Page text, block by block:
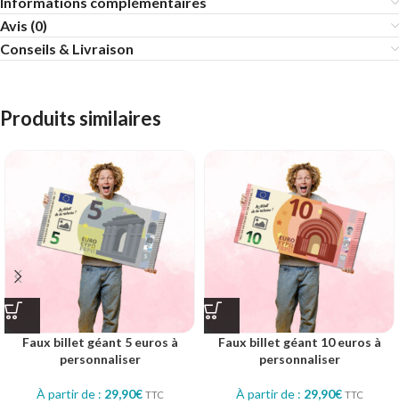
Avis (0)
Conseils & Livraison
Produits similaires
Faux billet géant 5 euros à
personnaliser
À partir de : 29,90€ TTC
Faux billet géant 10 euros à
personnaliser
À partir de : 29,90€ TTC